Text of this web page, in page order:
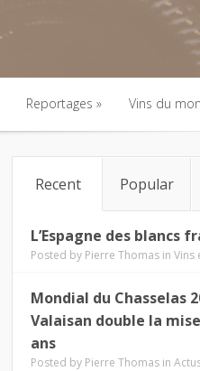
Reportages
Reportages
Vins du
Vins du
Recent Popular
L’Espagne des blancs
Posted by Pierre Thomas in Vins
Mondial du Chasselas
Valaisan double la
ans
Posted by Pierre Thomas in